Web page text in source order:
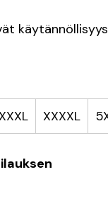
XXXL XXXXL